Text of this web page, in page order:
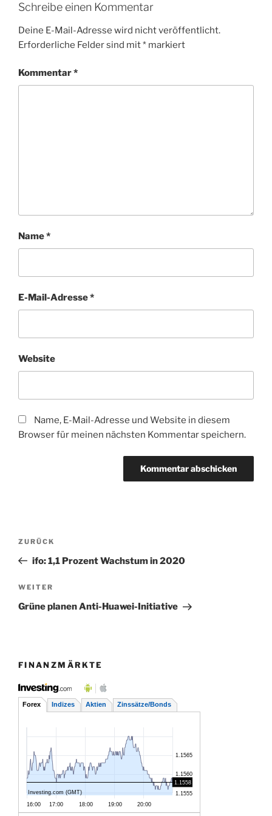
Schreibe einen Kommentar
Deine E-Mail-Adresse wird nicht veröffentlicht.
Erforderliche Felder sind mit* markiert
Kommentar*
Name*
E-Mail-Adresse*
Website
Name, E-Mail-Adresse und Website in diesem
Browser für meinen nächsten Kommentar speichern.
Beitragsnavigation
Vorheriger
Beitrag
ZURÜCK
ifo: 1,1 Prozent Wachstum in 2020
Nächster
Beitrag
WEITER
Grüne planen Anti-Huawei-Initiative
FINANZMÄRKTE